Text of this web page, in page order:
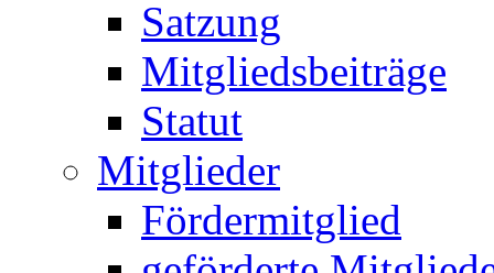
Satzung
Mitgliedsbeiträge
Statut
Mitglieder
Fördermitglied